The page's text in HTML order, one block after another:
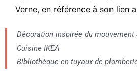
Verne, en référence à son lien
Décoration inspirée du mouvement
Cuisine IKEA
Bibliothèque en tuyaux de